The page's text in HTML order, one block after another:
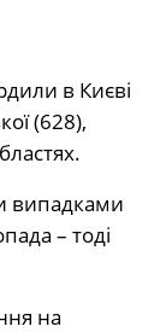
в Києві
(628),
випадками
– тоді
на